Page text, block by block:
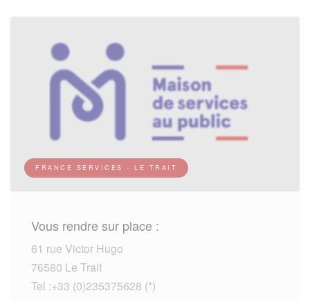
FRANCE SERVICES - LE TRAIT
Vous rendre sur place :
61 rue Victor Hugo
76580 Le Trait
Tel :+33 (0)235375628 (*)